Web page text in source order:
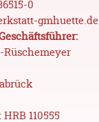
0
gmhuette.de
110555